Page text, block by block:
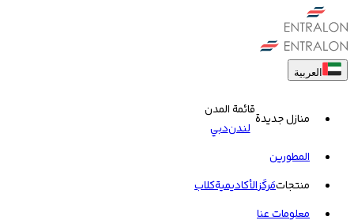
العربية
منازل جديدة
قائمة المدن
لندندبي
المطورين
منتجاتمَركَزالأكاديميةکلاب
معلومات عنا